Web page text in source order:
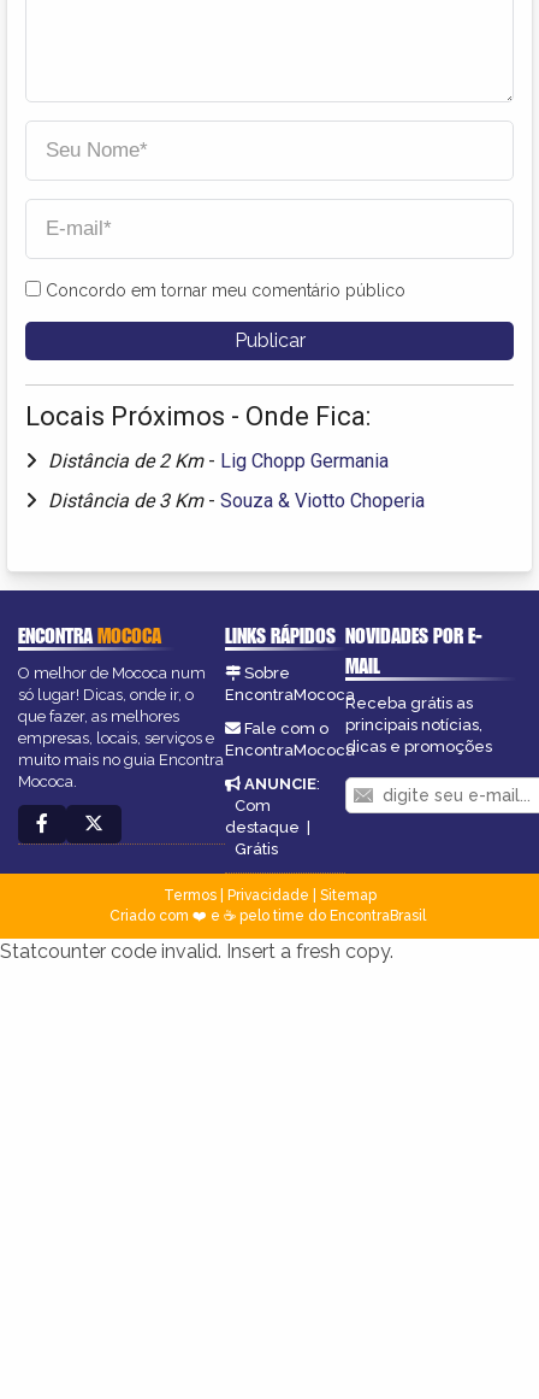
Concordo em tornar meu comentário público
Locais Próximos - Onde Fica:
Distância de 2 Km - Lig Chopp Germania
Distância de 3 Km - Souza & Viotto Choperia
ENCONTRAMOCOCA
O melhor de Mococa num
só lugar! Dicas, onde ir, o
que fazer, as melhores
empresas, locais, serviços e
muito mais no guia Encontra
Mococa.
LINKS RÁPIDOS
Sobre
EncontraMococa
Fale com o
EncontraMococa
ANUNCIE:
Com
destaque |
Grátis
NOVIDADES POR E-
MAIL
Receba grátis as
principais notícias,
dicas e promoções
Termos| Privacidade
Sitemap
Criado com ❤️ e ☕ pelo time do EncontraBrasil
Statcounter code invalid. Insert a fresh copy.